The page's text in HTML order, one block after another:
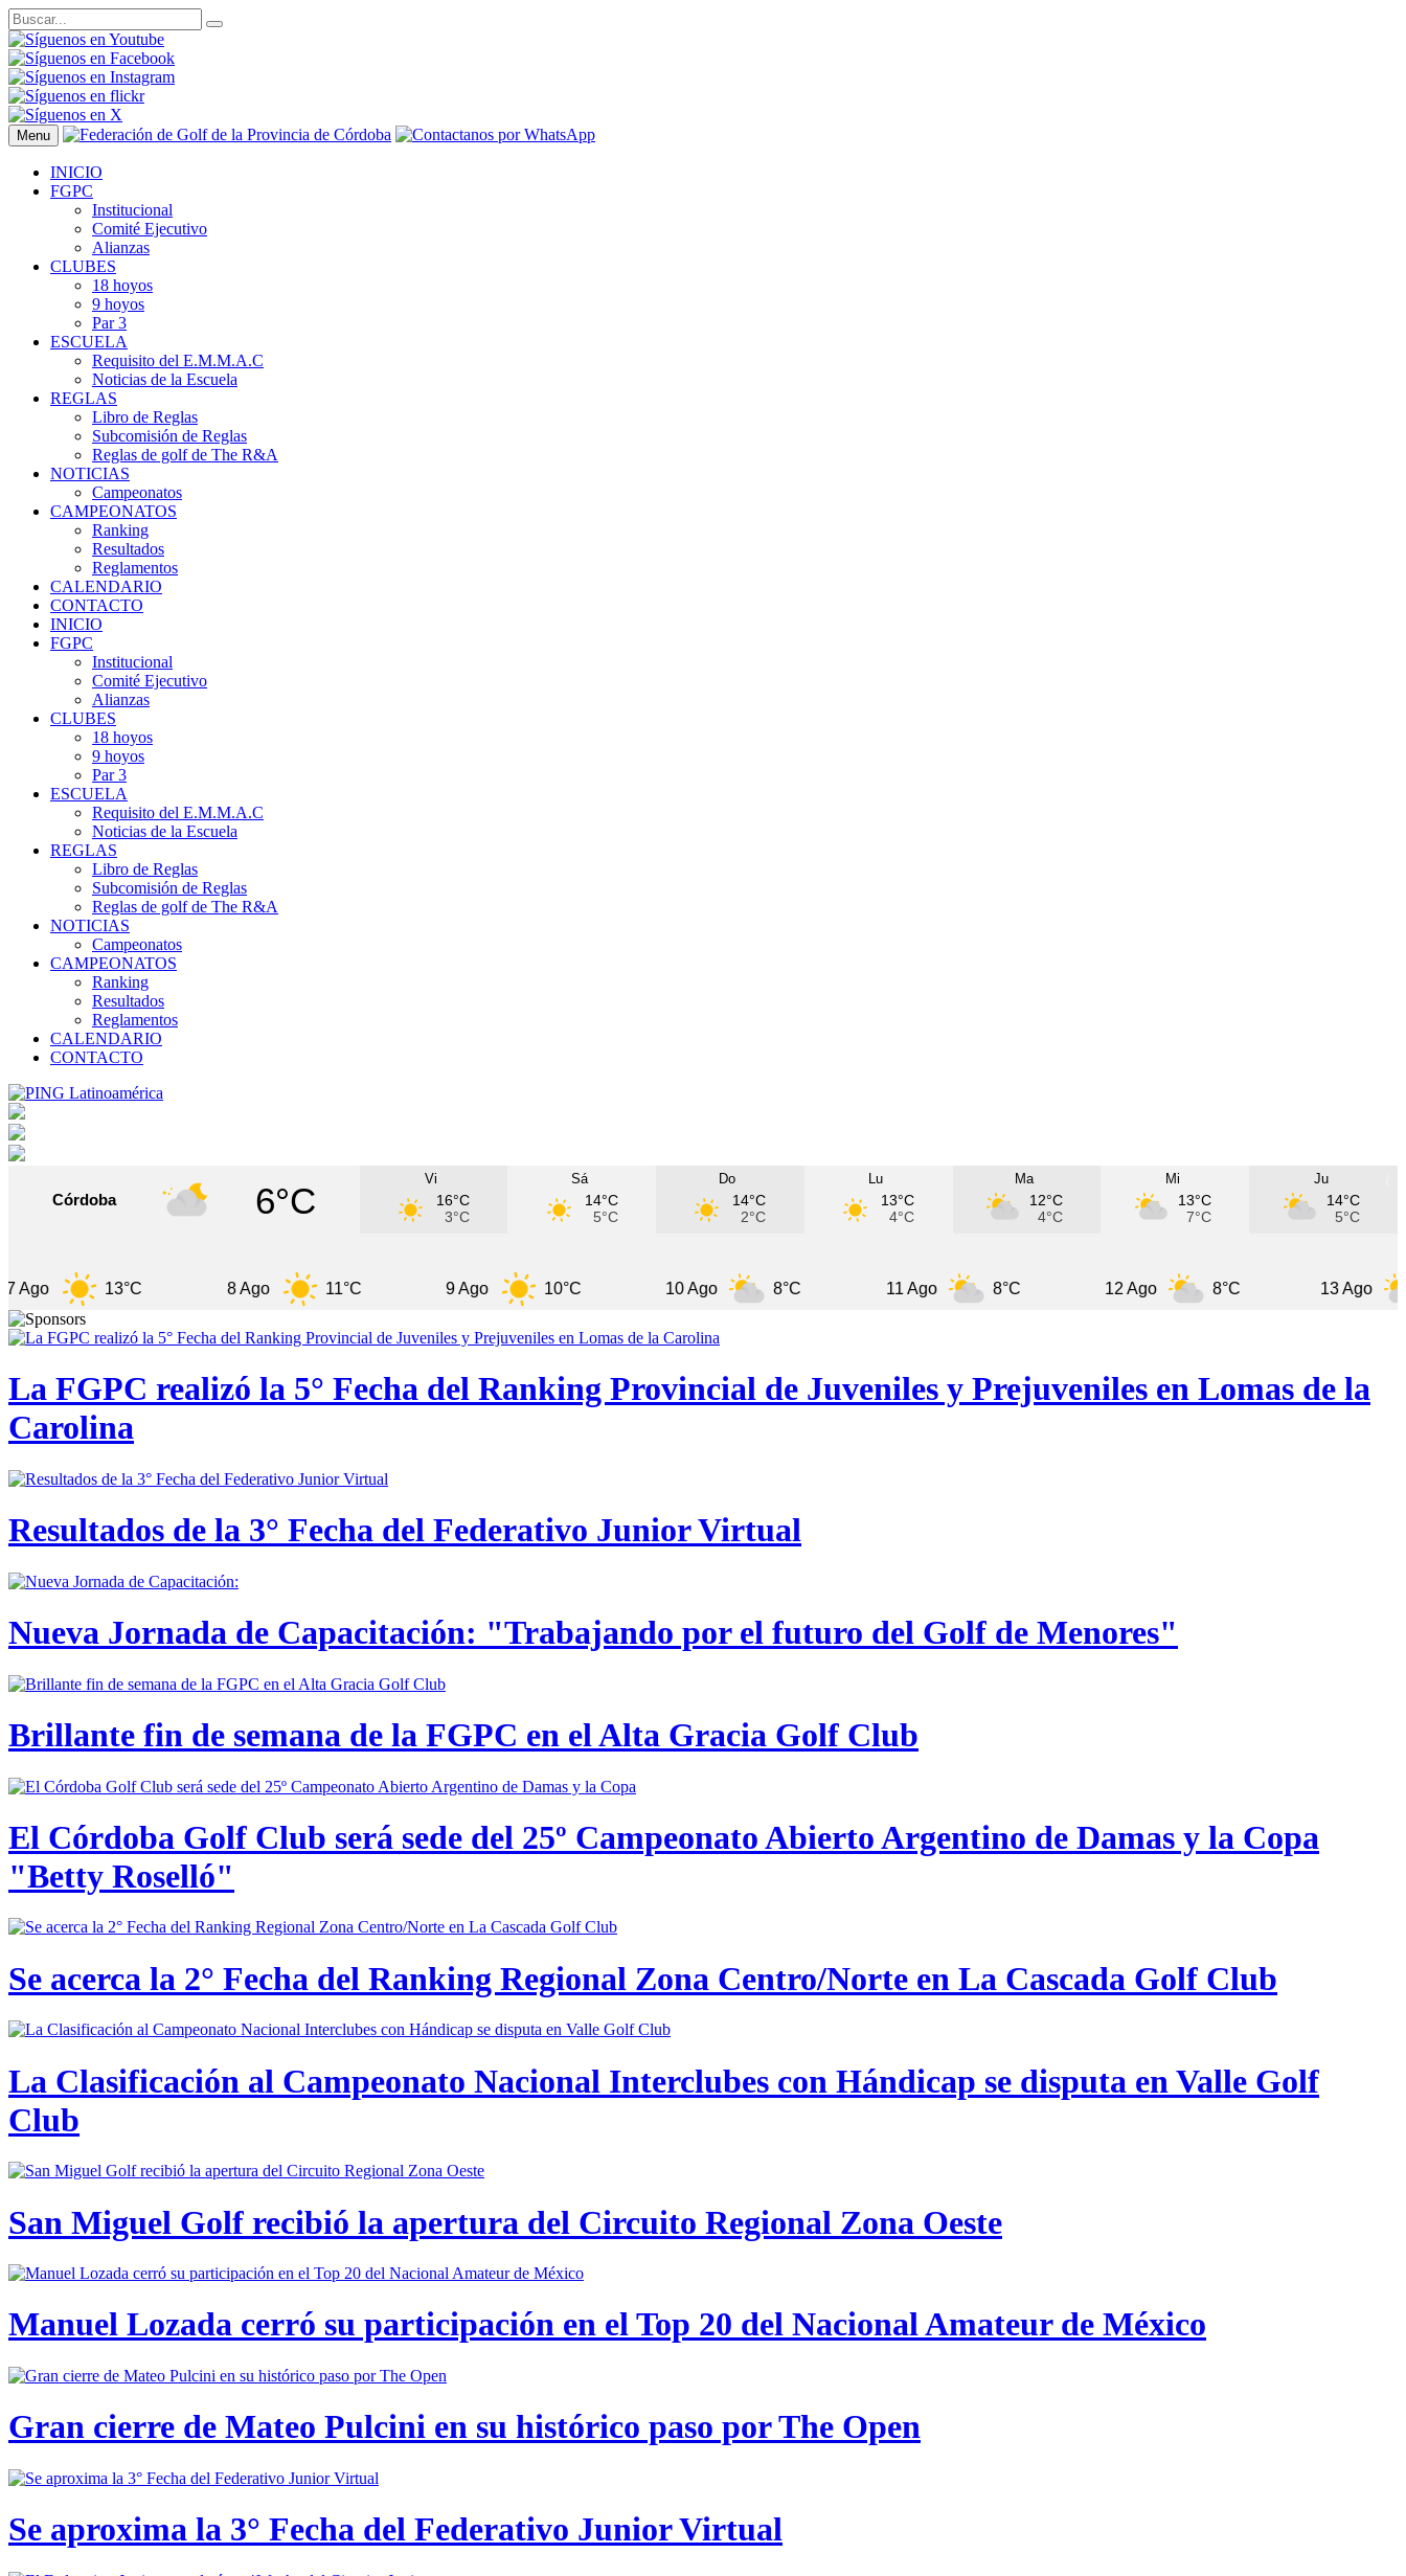
Menu
INICIO
FGPC
Institucional
Comité Ejecutivo
Alianzas
CLUBES
18 hoyos
9 hoyos
Par 3
ESCUELA
Requisito del E.M.M.A.C
Noticias de la Escuela
REGLAS
Libro de Reglas
Subcomisión de Reglas
Reglas de golf de The R&A
NOTICIAS
Campeonatos
CAMPEONATOS
Ranking
Resultados
Reglamentos
CALENDARIO
CONTACTO
INICIO
FGPC
Institucional
Comité Ejecutivo
Alianzas
CLUBES
18 hoyos
9 hoyos
Par 3
ESCUELA
Requisito del E.M.M.A.C
Noticias de la Escuela
REGLAS
Libro de Reglas
Subcomisión de Reglas
Reglas de golf de The R&A
NOTICIAS
Campeonatos
CAMPEONATOS
Ranking
Resultados
Reglamentos
CALENDARIO
CONTACTO
Córdoba 6°C
Vi
16°C
3°C
Sá
14°C
5°C
Do
14°C
2°C
Lu
13°C
4°C
Ma
12°C
4°C
Mi
13°C
7°C
Ju
14°C
5°C
13°C 11°C 10°C 8°C 8°C 8°C
La FGPC realizó la 5° Fecha del Ranking Provincial de Juveniles y Prejuveniles en Lomas de la
Carolina
Resultados de la 3° Fecha del Federativo Junior Virtual
Nueva Jornada de Capacitación: "Trabajando por el futuro del Golf de Menores"
Brillante fin de semana de la FGPC en el Alta Gracia Golf Club
El Córdoba Golf Club será sede del 25º Campeonato Abierto Argentino de Damas y la Copa
"Betty Roselló"
Se acerca la 2° Fecha del Ranking Regional Zona Centro/Norte en La Cascada Golf Club
La Clasificación al Campeonato Nacional Interclubes con Hándicap se disputa en Valle Golf
Club
San Miguel Golf recibió la apertura del Circuito Regional Zona Oeste
Manuel Lozada cerró su participación en el Top 20 del Nacional Amateur de México
Gran cierre de Mateo Pulcini en su histórico paso por The Open
Se aproxima la 3° Fecha del Federativo Junior Virtual